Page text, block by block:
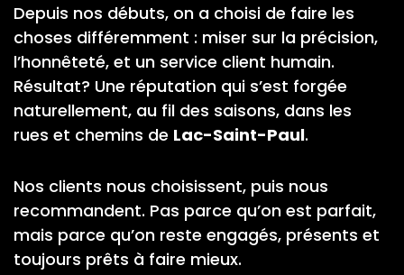
Depuis nos débuts, on a choisi de faire les
choses différemment : miser sur la précision,
l’honnêteté, et un service client humain.
Résultat? Une réputation qui s’est forgée
naturellement, au fil des saisons, dans les
rues et chemins de Lac-Saint-Paul.
Nos clients nous choisissent, puis nous
recommandent. Pas parce qu’on est parfait,
mais parce qu’on reste engagés, présents et
toujours prêts à faire mieux.